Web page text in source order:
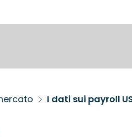
I dati sui payroll